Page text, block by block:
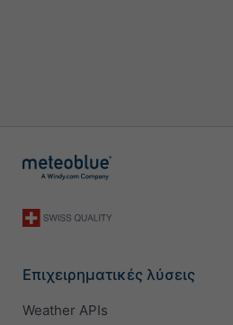
Επιχειρηματικές λύσεις
Weather APIs